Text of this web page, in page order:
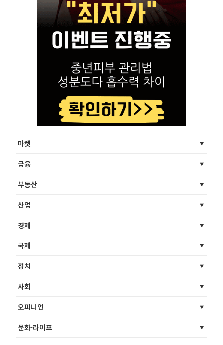
마켓
금융
부동산
산업
경제
국제
정치
사회
오피니언
문화·라이프